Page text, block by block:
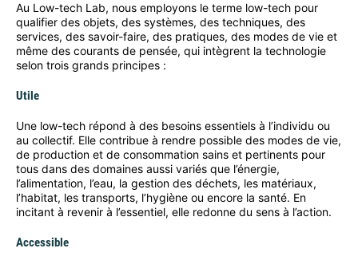
Au Low-tech Lab, nous employons le terme low-tech pour
qualifier des objets, des systèmes, des techniques, des
services, des savoir-faire, des pratiques, des modes de vie et
même des courants de pensée, qui intègrent la technologie
selon trois grands principes :
Utile
Une low-tech répond à des besoins essentiels à l’individu ou
au collectif. Elle contribue à rendre possible des modes de vie,
de production et de consommation sains et pertinents pour
tous dans des domaines aussi variés que l’énergie,
l’alimentation, l’eau, la gestion des déchets, les matériaux,
l’habitat, les transports, l’hygiène ou encore la santé. En
incitant à revenir à l’essentiel, elle redonne du sens à l’action.
Accessible